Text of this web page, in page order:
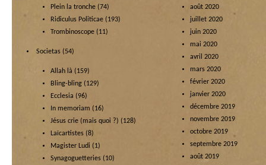
Plein la tronche (74)
Ridiculus Politicae (193)
Trombinoscope (11)
Societas (54)
Allah là (159)
Bling-bling (129)
Ecclesia (96)
In memoriam (16)
Jésus crie (mais quoi ?) (128)
Laïcartistes (8)
Magister Ludi (1)
Synagoguetteries (10)
août 2020
juillet 2020
juin 2020
mai 2020
avril 2020
mars 2020
février 2020
janvier 2020
décembre 2019
novembre 2019
octobre 2019
septembre 2019
août 2019